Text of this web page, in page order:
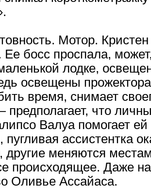
Мотор.
Ее босс проспала,
лодке,
освещены
время, снимает
предполагает, что
Валуа помогает ей
пугливая ассистентка
меняются
происходящее. Даже
Оливье Ассайаса.